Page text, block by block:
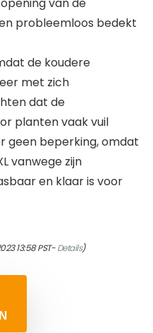
van de
probleemloos bedekt
de koudere
met zich
dat de
planten vaak vuil
geen beperking, omdat
vanwege zijn
en klaar is voor
13:58 PST-Details)